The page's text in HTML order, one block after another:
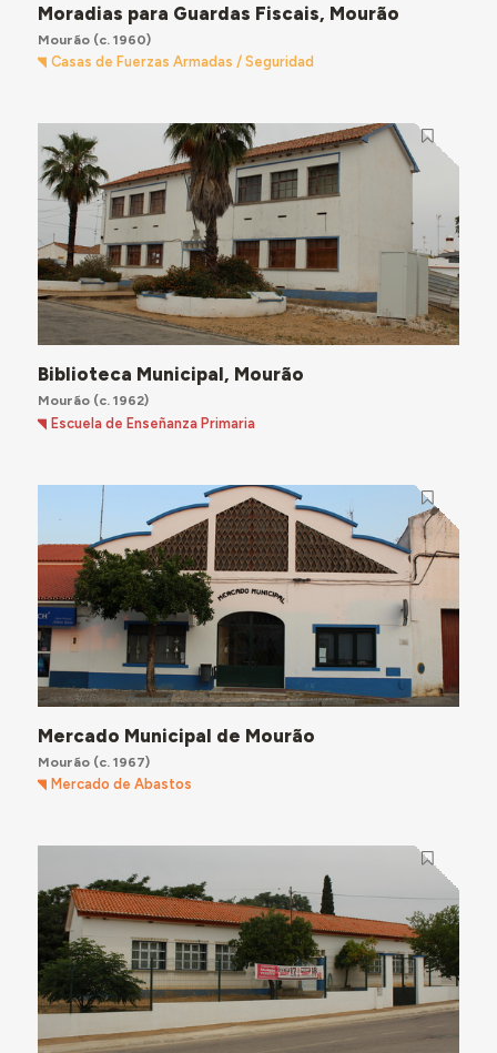
Moradias para Guardas Fiscais, Mourão
Mourão(c. 1960)
Casas de Fuerzas Armadas / Seguridad
Biblioteca Municipal, Mourão
Mourão(c. 1962)
Escuela de Enseñanza Primaria
Mercado Municipal de Mourão
Mourão(c. 1967)
Mercado de Abastos